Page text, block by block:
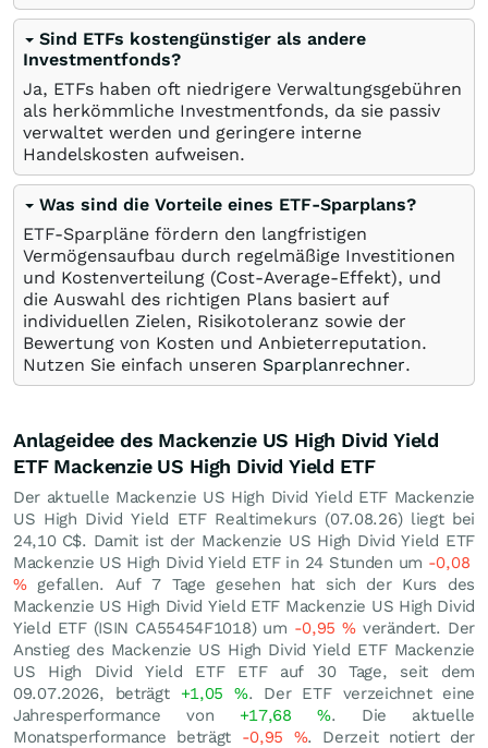
Sind ETFs kostengünstiger als andere
Investmentfonds?
Ja, ETFs haben oft niedrigere Verwaltungsgebühren
als herkömmliche Investmentfonds, da sie passiv
verwaltet werden und geringere interne
Handelskosten aufweisen.
Was sind die Vorteile eines ETF-Sparplans?
ETF-Sparpläne fördern den langfristigen
Vermögensaufbau durch regelmäßige Investitionen
und Kostenverteilung (Cost-Average-Effekt), und
die Auswahl des richtigen Plans basiert auf
individuellen Zielen, Risikotoleranz sowie der
Bewertung von Kosten und Anbieterreputation.
Nutzen Sie einfach unseren Sparplanrechner.
Anlageidee des Mackenzie US High Divid Yield
ETF Mackenzie US High Divid Yield ETF
Der aktuelle Mackenzie US High Divid Yield ETF Mackenzie
US High Divid Yield ETF Realtimekurs (07.08.26) liegt bei
24,10 C$. Damit ist der Mackenzie US High Divid Yield ETF
Mackenzie US High Divid Yield ETF in 24 Stunden um -0,08
%gefallen. Auf 7 Tage gesehen hat sich der Kurs des
Mackenzie US High Divid Yield ETF Mackenzie US High Divid
Yield ETF (ISIN CA55454F1018) um -0,95%verändert. Der
Anstieg des Mackenzie US High Divid Yield ETF Mackenzie
US High Divid Yield ETF ETF auf 30 Tage, seit dem
09.07.2026, beträgt +1,05%. Der ETF verzeichnet eine
Jahresperformance von +17,68%. Die aktuelle
Monatsperformance beträgt -0,95 %. Derzeit notiert der